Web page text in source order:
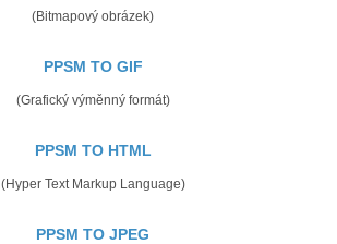
(Bitmapový obrázek)
PPSM TO GIF
(Grafický výměnný formát)
PPSM TO HTML
(Hyper Text Markup Language)
PPSM TO JPEG